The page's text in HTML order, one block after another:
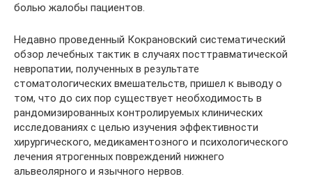
болью жалобы пациентов.
Недавно проведенный Кокрановский систематический
обзор лечебных тактик в случаях посттравматической
невропатии, полученных в результате
стоматологических вмешательств, пришел к выводу о
том, что до сих пор существует необходимость в
рандомизированных контролируемых клинических
исследованиях с целью изучения эффективности
хирургического, медикаментозного и психологического
лечения ятрогенных повреждений нижнего
альвеолярного и язычного нервов.